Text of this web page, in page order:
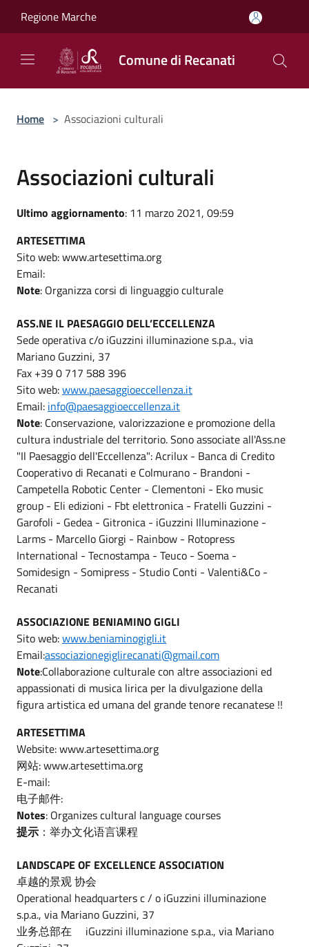
Regione Marche
Comune di Recanati
Home > Associazioni culturali
Associazioni culturali
Ultimo aggiornamento: 11 marzo 2021, 09:59
ARTESETTIMA
Sito web: www.artesettima.org
Email:
Note: Organizza corsi di linguaggio culturale
ASS.NE IL PAESAGGIO DELL’ECCELLENZA
Sede operativa c/o iGuzzini illuminazione s.p.a., via
Mariano Guzzini, 37
Fax +39 0 717 588 396
Sito web:www.paesaggioeccellenza.it
Email: info@paesaggioeccellenza.it
Note: Conservazione, valorizzazione e promozione della
cultura industriale del territorio. Sono associate all'Ass.ne
"Il Paesaggio dell'Eccellenza": Acrilux - Banca di Credito
Cooperativo di Recanati e Colmurano - Brandoni -
Campetella Robotic Center - Clementoni - Eko music
group - Eli edizioni - Fbt elettronica - Fratelli Guzzini -
Garofoli - Gedea - Gitronica - iGuzzini Illuminazione -
Larms - Marcello Giorgi - Rainbow - Rotopress
International - Tecnostampa - Teuco - Soema -
Somidesign - Somipress - Studio Conti - Valenti&Co -
Recanati
ASSOCIAZIONE BENIAMINO GIGLI
Sito web:www.beniaminogigli.it
Email:associazionegiglirecanati@gmail.com
Note:Collaborazione culturale con altre associazioni ed
appassionati di musica lirica per la divulgazione della
figura artistica ed umana del grande tenore recanatese !!
ARTESETTIMA
Website: www.artesettima.org
网站: www.artesettima.org
E-mail:
电子邮件:
Notes: Organizes cultural language courses
提示 ：举办文化语言课程
LANDSCAPE OF EXCELLENCE ASSOCIATION
卓越的景观 协会
Operational headquarters c / o iGuzzini illuminazione
s.p.a., via Mariano Guzzini, 37
业务总部在 iGuzzini illuminazione s.p.a., via Mariano